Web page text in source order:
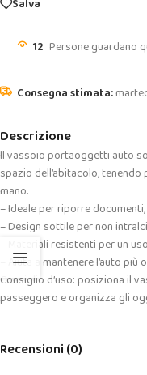
Salva
12 Persone guardano
Descrizione
Il vassoio portaoggetti auto
spazio dell’abitacolo,
mano.
– Ideale per riporre
– Design sottile per non
– Materiali resistenti per un
– Aiuta a mantenere l’auto
Consiglio d’uso: posiziona il
passeggero e organizza gli
Recensioni (0)